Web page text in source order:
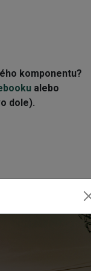
komponentu?
alebo
dole).